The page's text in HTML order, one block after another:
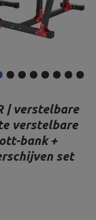
| verstelbare
verstelbare
bank +
set